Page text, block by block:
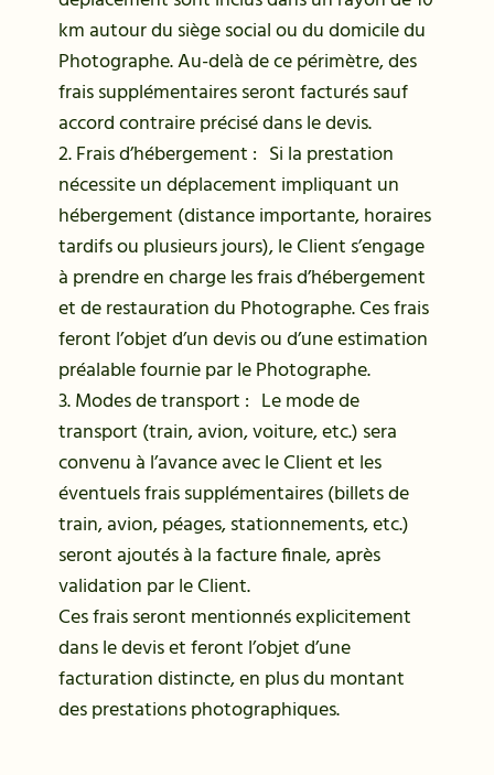
km autour du siège social ou du domicile du
Photographe. Au-delà de ce périmètre, des
frais supplémentaires seront facturés sauf
accord contraire précisé dans le devis.
2. Frais d’hébergement : Si la prestation
nécessite un déplacement impliquant un
hébergement (distance importante, horaires
tardifs ou plusieurs jours), le Client s’engage
à prendre en charge les frais d’hébergement
et de restauration du Photographe. Ces frais
feront l’objet d’un devis ou d’une estimation
préalable fournie par le Photographe.
3. Modes de transport : Le mode de
transport (train, avion, voiture, etc.) sera
convenu à l’avance avec le Client et les
éventuels frais supplémentaires (billets de
train, avion, péages, stationnements, etc.)
seront ajoutés à la facture finale, après
validation par le Client.
Ces frais seront mentionnés explicitement
dans le devis et feront l’objet d’une
facturation distincte, en plus du montant
des prestations photographiques.